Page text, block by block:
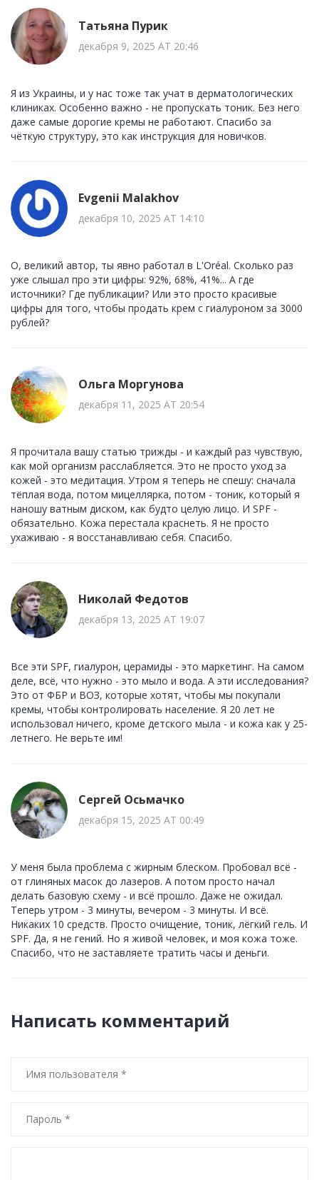
Татьяна Пурик
декабря 9, 2025 AT 20:46
Я из Украины, и у нас тоже так учат в дерматологических
клиниках. Особенно важно - не пропускать тоник. Без него
даже самые дорогие кремы не работают. Спасибо за
чёткую структуру, это как инструкция для новичков.
Evgenii Malakhov
декабря 10, 2025 AT 14:10
О, великий автор, ты явно работал в L'Oréal. Сколько раз
уже слышал про эти цифры: 92%, 68%, 41%... А где
источники? Где публикации? Или это просто красивые
цифры для того, чтобы продать крем с гиалуроном за 3000
рублей?
Ольга Моргунова
декабря 11, 2025 AT 20:54
Я прочитала вашу статью трижды - и каждый раз чувствую,
как мой организм расслабляется. Это не просто уход за
кожей - это медитация. Утром я теперь не спешу: сначала
тёплая вода, потом мицеллярка, потом - тоник, который я
наношу ватным диском, как будто целую лицо. И SPF -
обязательно. Кожа перестала краснеть. Я не просто
ухаживаю - я восстанавливаю себя. Спасибо.
Николай Федотов
декабря 13, 2025 AT 19:07
Все эти SPF, гиалурон, церамиды - это маркетинг. На самом
деле, всё, что нужно - это мыло и вода. А эти исследования?
Это от ФБР и ВОЗ, которые хотят, чтобы мы покупали
кремы, чтобы контролировать население. Я 20 лет не
использовал ничего, кроме детского мыла - и кожа как у 25-
летнего. Не верьте им!
Сергей Осьмачко
декабря 15, 2025 AT 00:49
У меня была проблема с жирным блеском. Пробовал всё -
от глиняных масок до лазеров. А потом просто начал
делать базовую схему - и всё прошло. Даже не ожидал.
Теперь утром - 3 минуты, вечером - 3 минуты. И всё.
Никаких 10 средств. Просто очищение, тоник, лёгкий гель. И
SPF. Да, я не гений. Но я живой человек, и моя кожа тоже.
Спасибо, что не заставляете тратить часы и деньги.
Написать комментарий